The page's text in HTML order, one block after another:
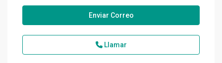
Enviar Correo
Llamar